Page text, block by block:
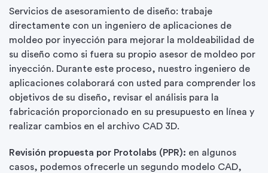
Servicios de asesoramiento de diseño: trabaje
directamente con un ingeniero de aplicaciones de
moldeo por inyección para mejorar la moldeabilidad de
su diseño como si fuera su propio asesor de moldeo por
inyección. Durante este proceso, nuestro ingeniero de
aplicaciones colaborará con usted para comprender los
objetivos de su diseño, revisar el análisis para la
fabricación proporcionado en su presupuesto en línea y
realizar cambios en el archivo CAD 3D.
Revisión propuesta por Protolabs (PPR): en algunos
casos, podemos ofrecerle un segundo modelo CAD,